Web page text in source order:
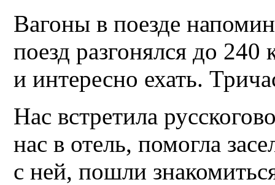
Вагоны в поезде
поезд разгонялся до
и интересно ехать.
Нас встретила
нас в отель, помогла
с ней, пошли